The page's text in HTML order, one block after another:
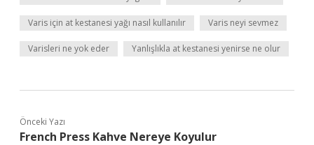
Varis için at kestanesi yağı nasıl kullanılır Varis neyi sevmez
Varisleri ne yok eder Yanlışlıkla at kestanesi yenirse ne olur
Önceki Yazı
French Press Kahve Nereye Koyulur